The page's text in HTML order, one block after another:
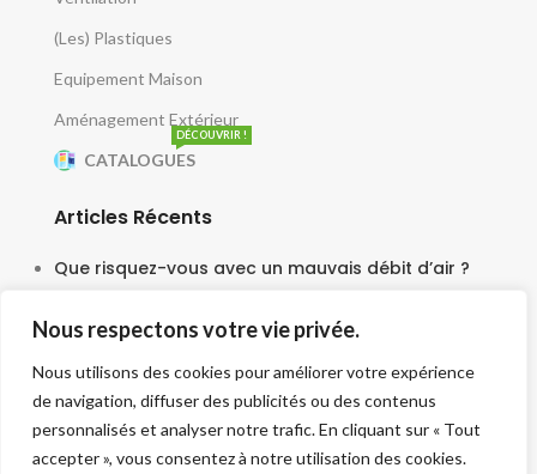
Nous respectons votre vie privée.
Nous utilisons des cookies pour améliorer votre expérience
de navigation, diffuser des publicités ou des contenus
personnalisés et analyser notre trafic. En cliquant sur « Tout
accepter », vous consentez à notre utilisation des cookies.
(Les) Plastiques
Equipement Maison
Aménagement Extérieur
CATALOGUES
DÉCOUVRIR !
Articles Récents
Que risquez-vous avec un mauvais débit d’air ?
Le moteur escargot est-il vraiment silencieux ?
3 juin 2025
Faut-il une tourelle pour chaque cuisine ?
30 mai 2025